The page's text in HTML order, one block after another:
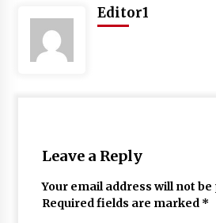
Editor1
Leave a Reply
Your email address will not be
Required fields are marked *